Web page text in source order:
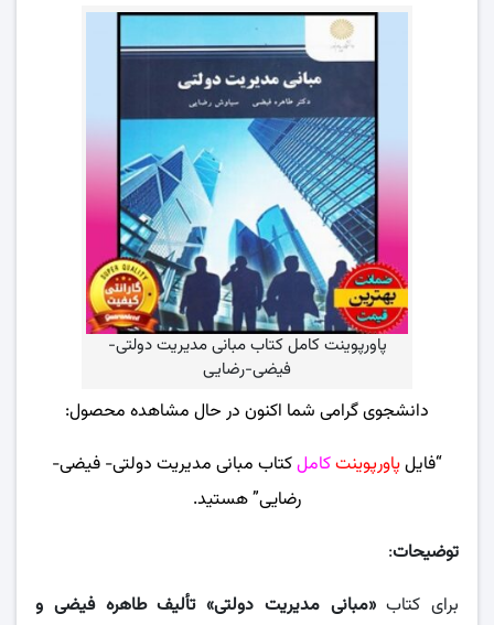
پاورپوینت کامل کتاب مبانی مدیریت دولتی-
فیضی-رضایی
دانشجوی گرامی شما اکنون در حال مشاهده محصول:
“فایلپاورپوینتکاملکتاب مبانی مدیریت دولتی- فیضی-
رضایی” هستید.
توضیحات:
برای کتاب«مبانی مدیریت دولتی» تألیف طاهره فیضی و